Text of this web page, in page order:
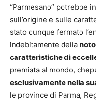
“Parmesano” potrebbe
sull’origine e sulle
stato dunque fermato
indebitamente della
caratteristiche di
premiata al mondo,
esclusivamente nella
le province di Parma,